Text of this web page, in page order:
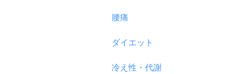
腰痛
ダイエット
冷え性・代謝